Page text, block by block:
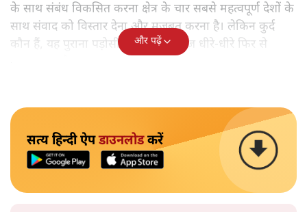
के साथ संबंध विकसित करना क्षेत्र के चार सबसे महत्वपूर्ण देशों के
साथ संवाद को विस्तार देना और मजबूत करना है। लेकिन कुर्द
कौन हैं, यह पुराना पड़ोसी जिसे भारत आज धीरे-धीरे फिर से
और पढ़ें
सत्य हिन्दी ऐपडाउनलोडकरें